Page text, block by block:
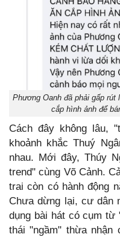
Phương Oanh đã phải gấp
cắp hình ảnh để
Cách đây không lâu,
khoảnh khắc Thuý
nhau. Mới đây, Thúy
trend" cùng Võ Cảnh.
trai còn có hành động
Chưa dừng lại, cư dân
dụng bài hát có cụm từ
thái "ngầm" thừa nhận